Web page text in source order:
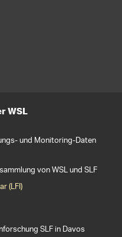
WSL
und Monitoring-Daten
von WSL und SLF
(LFI)
SLF in Davos